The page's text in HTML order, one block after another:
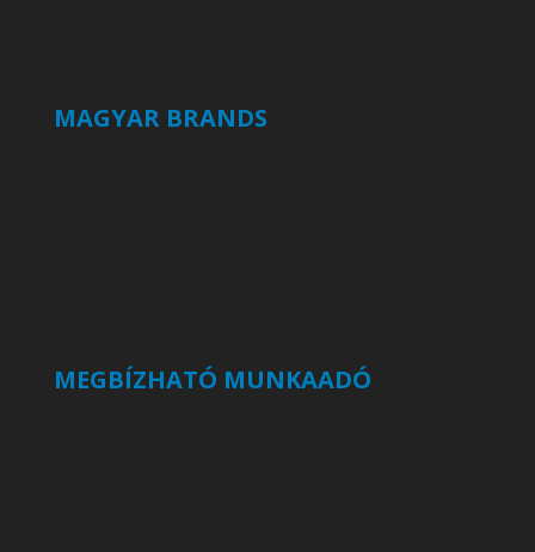
MAGYAR BRANDS
MEGBÍZHATÓ MUNKAADÓ